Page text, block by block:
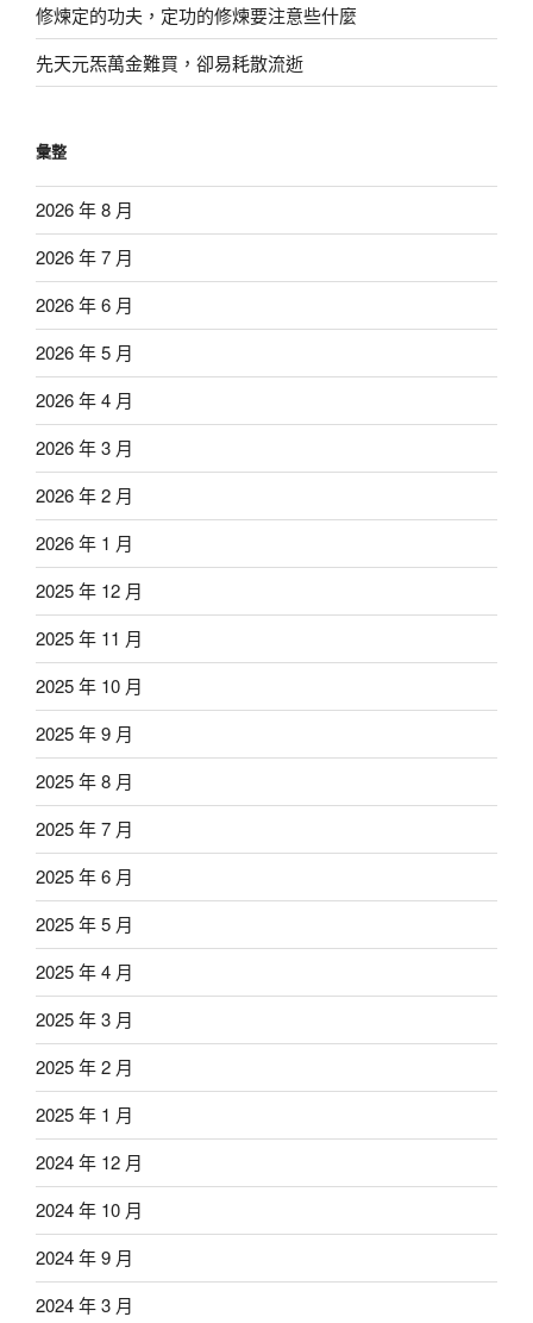
修煉定的功夫，定功的修煉要注意些什麼
先天元炁萬金難買，卻易耗散流逝
彙整
2026 年 8 月
2026 年 7 月
2026 年 6 月
2026 年 5 月
2026 年 4 月
2026 年 3 月
2026 年 2 月
2026 年 1 月
2025 年 12 月
2025 年 11 月
2025 年 10 月
2025 年 9 月
2025 年 8 月
2025 年 7 月
2025 年 6 月
2025 年 5 月
2025 年 4 月
2025 年 3 月
2025 年 2 月
2025 年 1 月
2024 年 12 月
2024 年 10 月
2024 年 9 月
2024 年 3 月